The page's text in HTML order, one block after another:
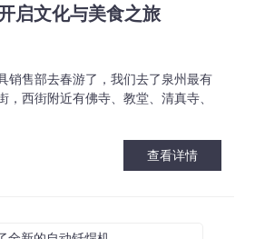
启文化与美食之旅
销售部去春游了，我们去了泉州最有
西街附近有佛寺、教堂、清真寺、
查看详情